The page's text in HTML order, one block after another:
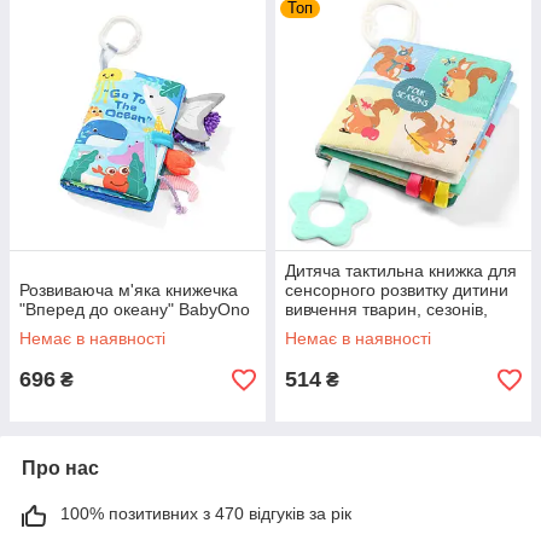
Розвиваюча м'яка книжечка
"Вперед до океану" BabyOno
Немає в наявності
696 ₴
Топ
Дитяча тактильна книжка для
сенсорного розвитку дитини
вивчення тварин, сезонів,
форм і матеріалів BabyOno
Немає в наявності
514 ₴
Про нас
100% позитивних з 470 відгуків за рік